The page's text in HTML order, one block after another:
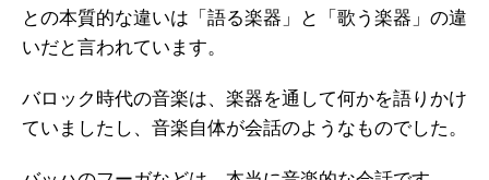
との本質的な違いは「語る楽器」と「歌う楽器」の違
いだと言われています。
バロック時代の音楽は、楽器を通して何かを語りかけ
ていましたし、音楽自体が会話のようなものでした。